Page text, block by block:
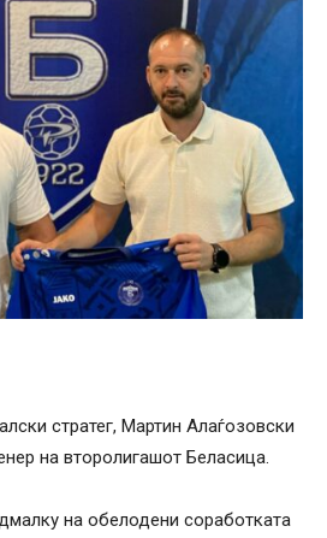
стратег, Мартин Алаѓозовски
на второлигашот Беласица.
на обелодени соработката